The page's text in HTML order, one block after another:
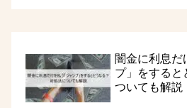
闇金に利息だ
プ」をすると
ついても解説